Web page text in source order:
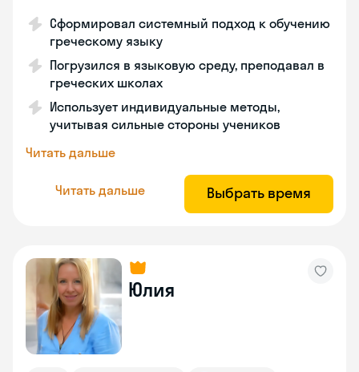
Сформировал системный подход к обучению
греческому языку
Погрузился в языковую среду, преподавал в
греческих школах
Использует индивидуальные методы,
учитывая сильные стороны учеников
Читать дальше
Читать дальше Выбрать время
Юлия